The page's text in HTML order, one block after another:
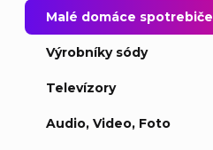
n
Malé domáce spotrebiče
Výrobníky sódy
Televízory
Audio, Video, Foto